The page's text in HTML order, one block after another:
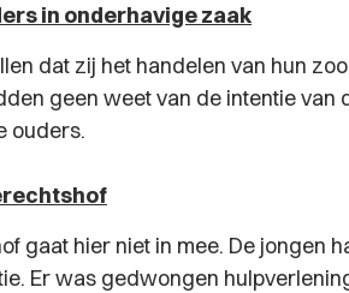
in onderhavige zaak
dat zij het handelen van hun
geen weet van de intentie
ouders.
gaat hier niet in mee. De jongen
Er was gedwongen